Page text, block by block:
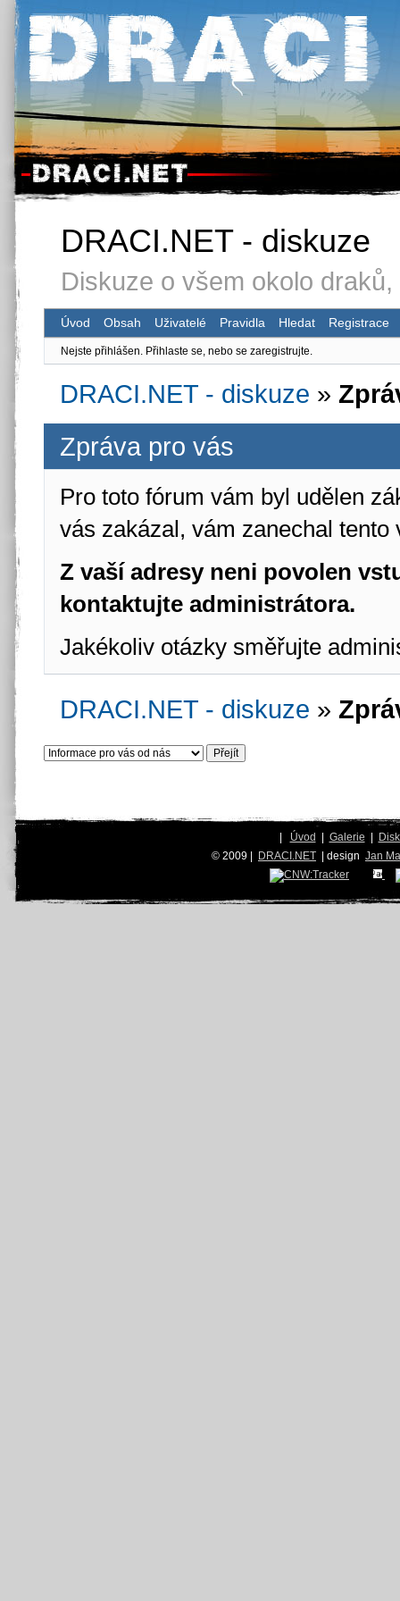
DRACI.NET - diskuze
Diskuze o všem okolo
Úvod Obsah Uživatelé Pravidla Hledat Registrace
Nejste přihlášen. Přihlaste se, nebo se zaregistrujte.
DRACI.NET - diskuze »
Zpráva pro vás
Pro toto fórum vám byl udělen
vás zakázal, vám zanechal tento
Z vaší adresy neni povolen
kontaktujte administrátora.
Jakékoliv otázky směřujte
DRACI.NET - diskuze »
| Úvod | Galerie |
© 2009 | DRACI.NET | design Jan